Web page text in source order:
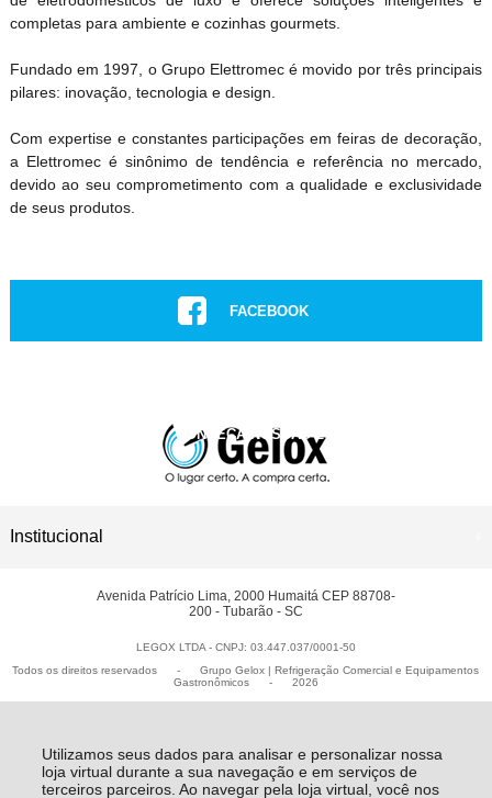
Utilizamos seus dados para analisar e personalizar nossa
loja virtual durante a sua navegação e em serviços de
terceiros parceiros. Ao navegar pela loja virtual, você nos
completas para ambiente e cozinhas gourmets.
Fundado em 1997, o Grupo Elettromec é movido por três principais
pilares: inovação, tecnologia e design.
Com expertise e constantes participações em feiras de decoração,
a Elettromec é sinônimo de tendência e referência no mercado,
devido ao seu comprometimento com a qualidade e exclusividade
de seus produtos.
FACEBOOK
CONHEÇA NOSSAS LOJAS
Institucional
Avenida Patrício Lima, 2000 Humaitá CEP 88708-
200 - Tubarão - SC
LEGOX LTDA - CNPJ: 03.447.037/0001-50
Todos os direitos reservados
-
Grupo Gelox | Refrigeração Comercial e Equipamentos
Gastronômicos
- 2026